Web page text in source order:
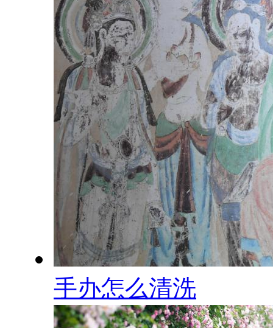
手办怎么清洗